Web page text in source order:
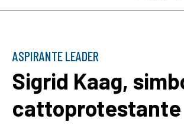
ASPIRANTE LEADER
Sigrid Kaag,
cattoprotestante